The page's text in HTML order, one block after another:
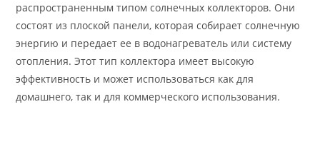
распространенным типом солнечных коллекторов. Они
состоят из плоской панели, которая собирает солнечную
энергию и передает ее в водонагреватель или систему
отопления. Этот тип коллектора имеет высокую
эффективность и может использоваться как для
домашнего, так и для коммерческого использования.